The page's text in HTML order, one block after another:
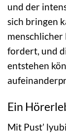
und der
sich bringen
menschlicher
fordert, und
entstehen
Ein
Mit Pust’